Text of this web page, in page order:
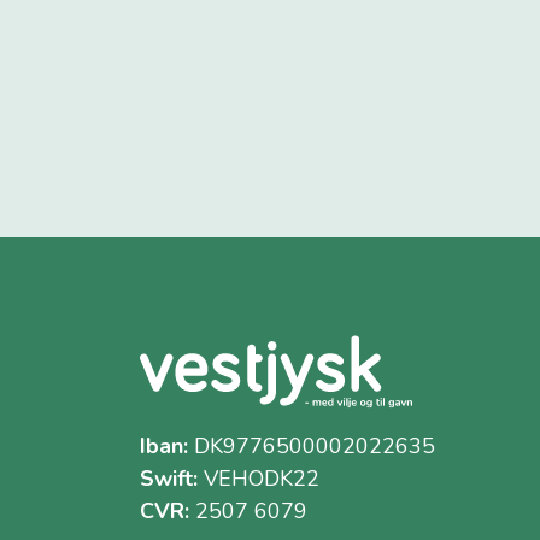
Iban:DK9776500002022635
Swift:VEHODK22
CVR:2507 6079